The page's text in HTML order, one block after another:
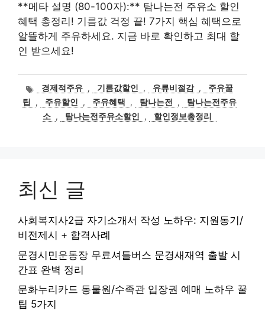
**메타 설명 (80-100자):** 탐나는전 주유소 할인
혜택 총정리! 기름값 걱정 끝! 7가지 핵심 혜택으로
알뜰하게 주유하세요. 지금 바로 확인하고 최대 할
인 받으세요!
태경제적주유 , 기름값할인 , 유류비절감 ,
주유꿀
팁
, 주유할인 , 주유혜택 , 탐나는전 ,
탐나는전주유
소 , 탐나는전주유소할인 , 할인정보총정리
최신 글
사회복지사2급 자기소개서 작성 노하우: 지원동기/
비전제시 + 합격사례
문경시민운동장 무료셔틀버스 문경새재역 출발 시
간표 완벽 정리
문화누리카드 동물원/수족관 입장권 예매 노하우 꿀
팁 5가지